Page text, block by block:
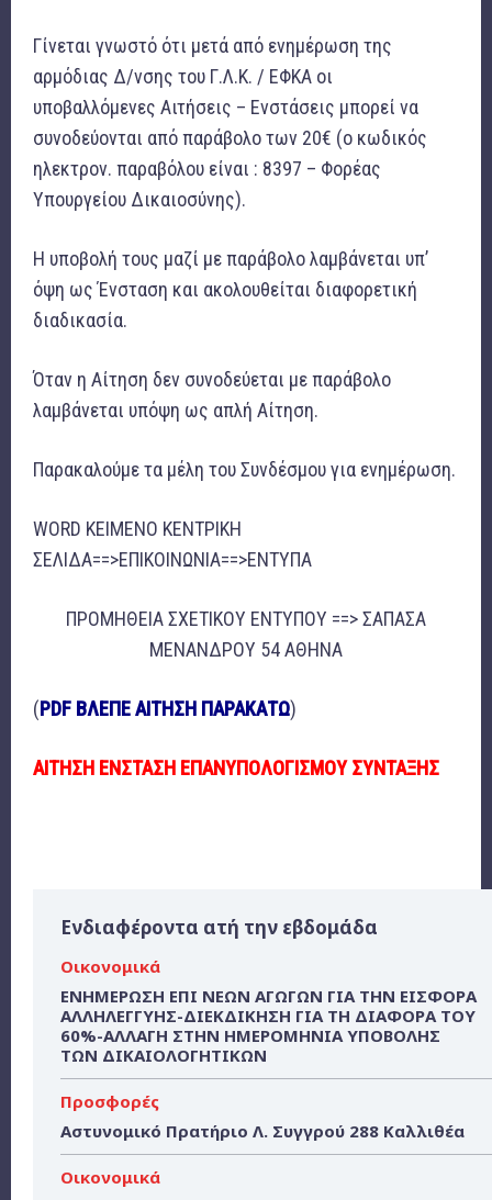
Γίνεται γνωστό ότι μετά από ενημέρωση της
αρμόδιας Δ/νσης του Γ.Λ.Κ. / ΕΦΚΑ οι
υποβαλλόμενες Αιτήσεις – Ενστάσεις μπορεί να
συνοδεύονται από παράβολο των 20€ (ο κωδικός
ηλεκτρον. παραβόλου είναι : 8397 – Φορέας
Υπουργείου Δικαιοσύνης).
Η υποβολή τους μαζί με παράβολο λαμβάνεται υπ’
όψη ως Ένσταση και ακολουθείται διαφορετική
διαδικασία.
Όταν η Αίτηση δεν συνοδεύεται με παράβολο
λαμβάνεται υπόψη ως απλή Αίτηση.
Παρακαλούμε τα μέλη του Συνδέσμου για ενημέρωση.
WORD KEIMENO ΚΕΝΤΡΙΚΗ
ΣΕΛΙΔΑ==>ΕΠΙΚΟΙΝΩΝΙΑ==>ΕΝΤΥΠΑ
ΠΡΟΜΗΘΕΙΑ ΣΧΕΤΙΚΟΥ ΕΝΤΥΠΟΥ ==> ΣΑΠΑΣΑ
ΜΕΝΑΝΔΡΟΥ 54 ΑΘΗΝΑ
(PDF ΒΛΕΠΕ ΑΙΤΗΣΗ ΠΑΡΑΚΑΤΩ)
ΑΙΤΗΣΗ ΕΝΣΤΑΣΗ ΕΠΑΝΥΠΟΛΟΓΙΣΜΟΥ ΣΥΝΤΑΞΗΣ
Ενδιαφέροντα ατή την εβδομάδα
Οικονομικά
ΕΝΗΜΕΡΩΣΗ ΕΠΙ ΝΕΩΝ ΑΓΩΓΩΝ ΓΙΑ ΤΗΝ ΕΙΣΦΟΡΑ
ΑΛΛΗΛΕΓΓΥΗΣ-ΔΙΕΚΔΙΚΗΣΗ ΓΙΑ ΤΗ ΔΙΑΦΟΡΑ ΤΟΥ
60%-ΑΛΛΑΓΗ ΣΤΗΝ ΗΜΕΡΟΜΗΝΙΑ ΥΠΟΒΟΛΗΣ
ΤΩΝ ΔΙΚΑΙΟΛΟΓΗΤΙΚΩΝ
Προσφορές
Αστυνομικό Πρατήριο Λ. Συγγρού 288 Καλλιθέα
Οικονομικά